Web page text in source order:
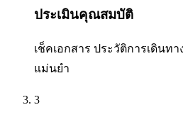
ประเมินคุณสมบัติ
เช็คเอกสาร ประวัติการเดินท
แม่นยำ
3